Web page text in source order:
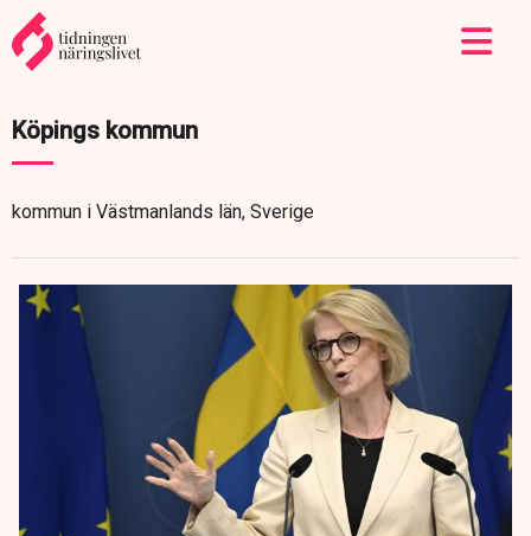
Köpings kommun
kommun i Västmanlands län, Sverige